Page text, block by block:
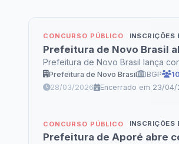
CONCURSO PÚBLICO INSCRIÇÕES
Prefeitura de Novo Brasil
Prefeitura de Novo Brasil lança
Prefeitura de Novo Brasil IBGP
28/03/2026
Encerrado em 23/04/
CONCURSO PÚBLICO INSCRIÇÕES
Prefeitura de Aporé abre